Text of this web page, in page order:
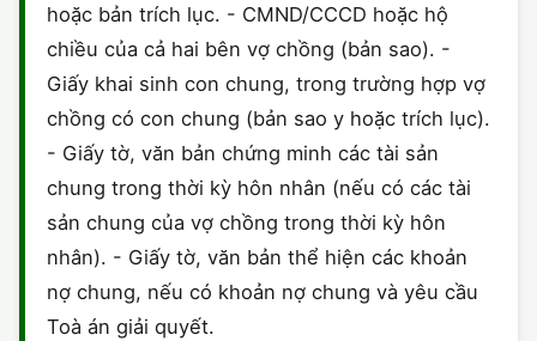
hoặc bản trích lục. - CMND/CCCD hoặc hộ
chiều của cả hai bên vợ chồng (bản sao). -
Giấy khai sinh con chung, trong trường hợp vợ
chồng có con chung (bản sao y hoặc trích lục).
- Giấy tờ, văn bản chứng minh các tài sản
chung trong thời kỳ hôn nhân (nếu có các tài
sản chung của vợ chồng trong thời kỳ hôn
nhân). - Giấy tờ, văn bản thể hiện các khoản
nợ chung, nếu có khoản nợ chung và yêu cầu
Toà án giải quyết.